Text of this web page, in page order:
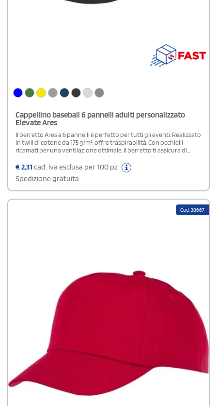
Cappellino baseball 6 pannelli adulti personalizzato
Elevate Ares
Il berretto Ares a 6 pannelli è perfetto per tutti gli eventi. Realizzato
in twill di cotone da 175 g/m², offre traspirabilità. Con occhielli
ricamati per una ventilazione ottimale, il berretto ti assicura di
rimanere sempre fresco durante le tue imprese all'aperto. I pannelli
frontali strutturati garantiscono una vestibilità aderente ed
elegante. Con una circonferenza del capo di 58 cm, garantisce una
vestibilità su misura per diverse misure di testa. La chiusura a
gancetto in tessuto offre una regolazione senza sforzo,
consentendo di ottenere la vestibilità perfetta. Un'ottima scelta
CotoneCertificazione: BSCI (Business Social Compliance Initiative)
€2,31 cad. iva esclusa per 100 pz
Spedizione gratuita
Cod: 38667